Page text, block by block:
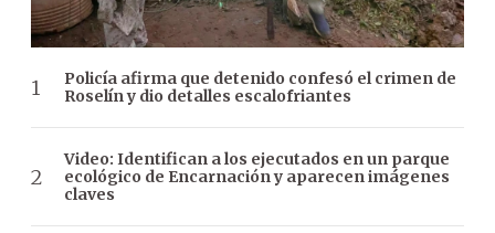
Policía afirma que detenido confesó el crimen de
Roselín y dio detalles escalofriantes
Video: Identifican a los ejecutados en un parque
ecológico de Encarnación y aparecen imágenes
claves